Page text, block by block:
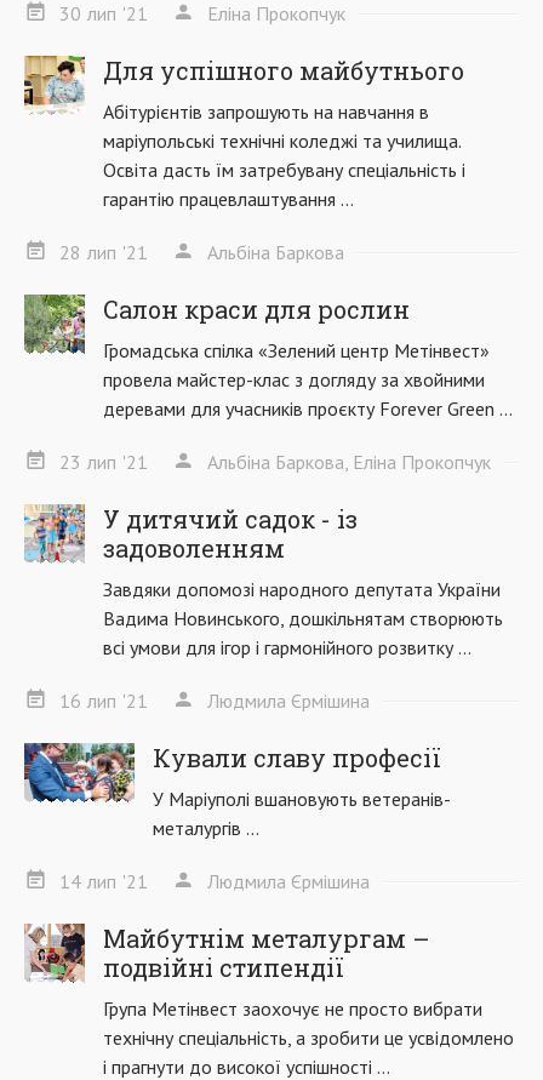
30 лип '21 Еліна Прокопчук
Для успішного майбутнього
Абітурієнтів запрошують на навчання в
маріупольські технічні коледжі та училища.
Освіта дасть їм затребувану спеціальність і
гарантію працевлаштування ...
28 лип '21 Альбіна Баркова
Салон краси для рослин
Громадська спілка «Зелений центр Метінвест»
провела майстер-клас з догляду за хвойними
деревами для учасників проєкту Forever Green ...
23 лип '21 Альбіна Баркова, Еліна Прокопчук
У дитячий садок - із
задоволенням
Завдяки допомозі народного депутата України
Вадима Новинського, дошкільнятам створюють
всі умови для ігор і гармонійного розвитку ...
16 лип '21 Людмила Єрмішина
Кували славу професії
У Маріуполі вшановують ветеранів-
металургів ...
14 лип '21 Людмила Єрмішина
Майбутнім металургам –
подвійні стипендії
Група Метінвест заохочує не просто вибрати
технічну спеціальність, а зробити це усвідомлено
і прагнути до високої успішності ...